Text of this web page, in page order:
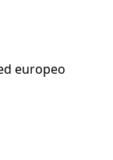
europeo